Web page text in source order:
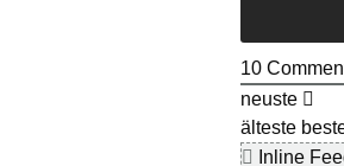
10
neuste
älteste
Inline